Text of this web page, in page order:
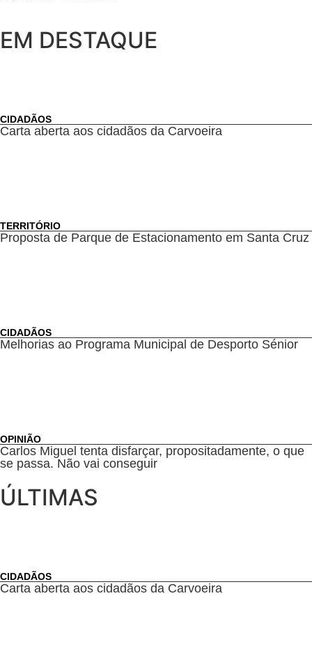
EM DESTAQUE
CIDADÃOS
Carta aberta aos cidadãos da Carvoeira
TERRITÓRIO
Proposta de Parque de Estacionamento em Santa Cruz
CIDADÃOS
Melhorias ao Programa Municipal de Desporto Sénior
OPINIÃO
Carlos Miguel tenta disfarçar, propositadamente, o que
se passa. Não vai conseguir
ÚLTIMAS
CIDADÃOS
Carta aberta aos cidadãos da Carvoeira